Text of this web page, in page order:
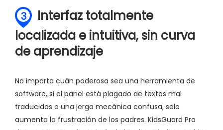
3
Interfaz totalmente
localizada e intuitiva, sin curva
de aprendizaje
No importa cuán poderosa sea una herramienta de
software, si el panel está plagado de textos mal
traducidos o una jerga mecánica confusa, solo
aumenta la frustración de los padres. KidsGuard Pro